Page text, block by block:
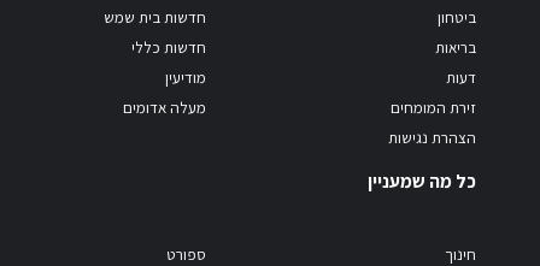
ביטחון
בריאות
דעות
זירת המומחים
הצהרת נגישות
חדשות בית שמש
חדשות כללי
מודיעין
מעלה אדומים
כל מה שמעניין
חינוך
ספורט